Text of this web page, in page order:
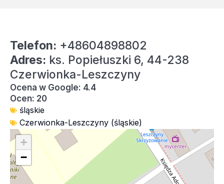
Telefon: +48604898802
Adres: ks. Popiełuszki 6, 44-238
Czerwionka-Leszczyny
Ocena w Google: 4.4
Ocen: 20
śląskie
Czerwionka-Leszczyny (śląskie)
+
−